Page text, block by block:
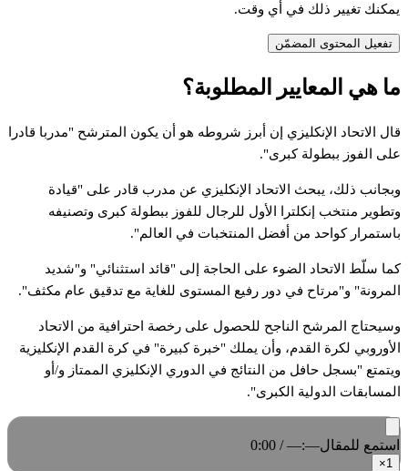
يمكنك تغيير ذلك في أي وقت.
تفعيل المحتوى المضمّن
ما هي المعايير المطلوبة؟
قال الاتحاد الإنكليزي إن أبرز شروطه هو أن يكون المترشح "مدربا قادرا
على الفوز ببطولة كبرى".
وبجانب ذلك، يبحث الاتحاد الإنكليزي عن مدرب قادر على "قيادة
وتطوير منتخب إنكلترا الأول للرجال للفوز ببطولة كبرى وتصنيفه
باستمرار كواحد من أفضل المنتخبات في العالم".
كما سلّط الاتحاد الضوء على الحاجة إلى "قائد استثنائي" و"شديد
المرونة" و"مرتاح في دور رفيع المستوى للغاية مع تدقيق عام مكثف".
وسيحتاج المرشح الناجح للحصول على رخصة احترافية من الاتحاد
الأوروبي لكرة القدم، وأن يملك "خبرة كبيرة" في كرة القدم الإنكليزية
ويتمتع "بسجل حافل من النتائج في الدوري الإنكليزي الممتاز و/أو
المسابقات الدولية الكبرى".
استمع للمقال0:00 / —:—
1
×